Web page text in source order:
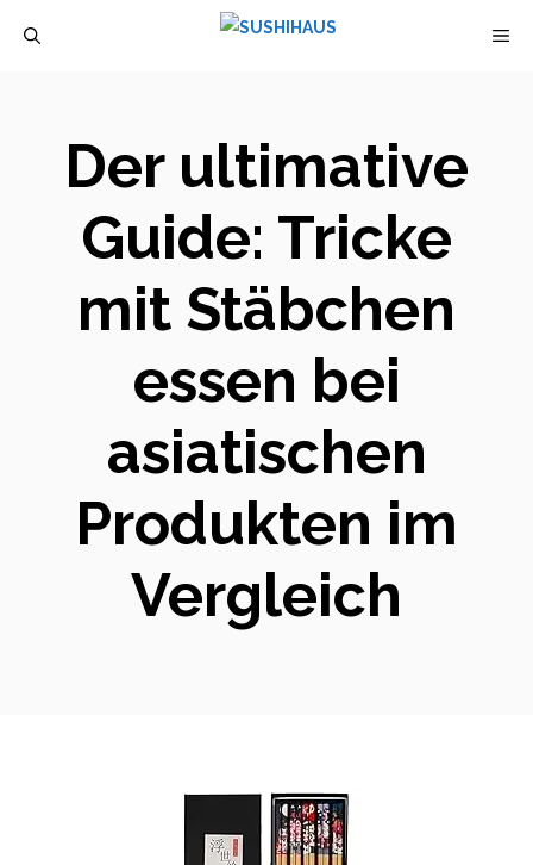
Der ultimative
Guide: Tricke
mit Stäbchen
essen bei
asiatischen
Produkten im
Vergleich